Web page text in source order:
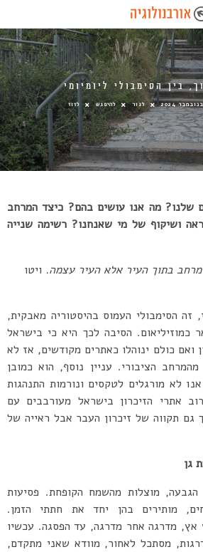
בין הסימבולי ליומיומי
לגור להיפגש לזוז
שלנו? מה אנו עושים בהם? כיצד המרחב
ושיקוף של מי שאנחנו? רשימה שנייה
בתוך העיר אלא העיר עצמה. ויטו
זה הסימבולי העמוס בהיסטוריה מאבקית,
כמוזיליאום. הסיבה לכך היא כי בישראל
ואם כולם ינוהלו כאתרים מקודשים, אז לא
מהמרחב הציבורי. עניין נוסף, הוא כמובן
לא מורגלים לטקסים ונורמות התנהגות
אתרי הזיכרון בישראל מעורבבים עם
גם תקווה של זיכרון העבר אבל ראייה של
גן
הגבעה, מוצלות מהשמח הקופחת. פסיעות
מותירים בהן יחד את חתתי הזמן.
אץ, מדרגה אחר מדרגה, עד הפסגה. עכשיו
מסתכל לאחור, מוודא שאני מתקדם,